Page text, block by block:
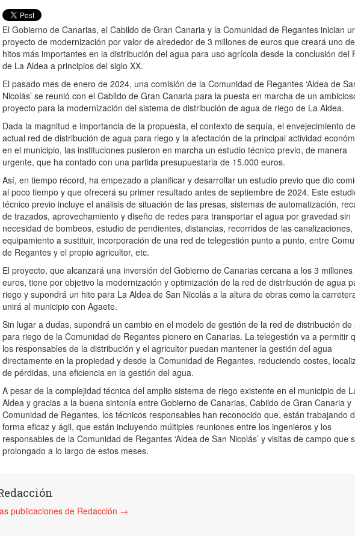
El Gobierno de Canarias, el Cabildo de Gran Canaria y la Comunidad de Regantes inician
proyecto de modernización por valor de alrededor de 3 millones de euros que creará uno
hitos más importantes en la distribución del agua para uso agrícola desde la conclusión del
de La Aldea a principios del siglo XX.
El pasado mes de enero de 2024, una comisión de la Comunidad de Regantes ‘Aldea de
Nicolás’ se reunió con el Cabildo de Gran Canaria para la puesta en marcha de un
proyecto para la modernización del sistema de distribución de agua de riego de La Aldea.
Dada la magnitud e importancia de la propuesta, el contexto de sequía, el envejecimiento
actual red de distribución de agua para riego y la afectación de la principal actividad
en el municipio, las instituciones pusieron en marcha un estudio técnico previo, de manera
urgente, que ha contado con una partida presupuestaria de 15.000 euros.
Así, en tiempo récord, ha empezado a planificar y desarrollar un estudio previo que dio
al poco tiempo y que ofrecerá su primer resultado antes de septiembre de 2024. Este
técnico previo incluye el análisis de situación de las presas, sistemas de automatización,
de trazados, aprovechamiento y diseño de redes para transportar el agua por gravedad sin
necesidad de bombeos, estudio de pendientes, distancias, recorridos de las canalizaciones,
equipamiento a sustituir, incorporación de una red de telegestión punto a punto, entre
de Regantes y el propio agricultor, etc.
El proyecto, que alcanzará una inversión del Gobierno de Canarias cercana a los 3 millones
euros, tiene por objetivo la modernización y optimización de la red de distribución de agua
riego y supondrá un hito para La Aldea de San Nicolás a la altura de obras como la
unirá al municipio con Agaete.
Sin lugar a dudas, supondrá un cambio en el modelo de gestión de la red de distribución de
para riego de la Comunidad de Regantes pionero en Canarias. La telegestión va a permitir
los responsables de la distribución y el agricultor puedan mantener la gestión del agua
directamente en la propiedad y desde la Comunidad de Regantes, reduciendo costes,
de pérdidas, una eficiencia en la gestión del agua.
A pesar de la complejidad técnica del amplio sistema de riego existente en el municipio de
Aldea y gracias a la buena sintonía entre Gobierno de Canarias, Cabildo de Gran Canaria y
Comunidad de Regantes, los técnicos responsables han reconocido que, están trabajando
forma eficaz y ágil, que están incluyendo múltiples reuniones entre los ingenieros y los
responsables de la Comunidad de Regantes ‘Aldea de San Nicolás’ y visitas de campo que
prolongado a lo largo de estos meses.
publicaciones de Redacción →